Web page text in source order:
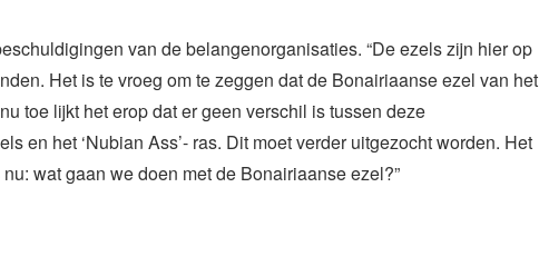
van de belangenorganisaties. “De ezels zijn hier op
Het is te vroeg om te zeggen dat de Bonairiaanse ezel van het
toe lijkt het erop dat er geen verschil is tussen deze
en het ‘Nubian Ass’- ras. Dit moet verder uitgezocht worden. Het
wat gaan we doen met de Bonairiaanse ezel?”